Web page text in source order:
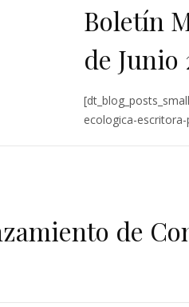
Boletín
de Junio
ecologica-
de